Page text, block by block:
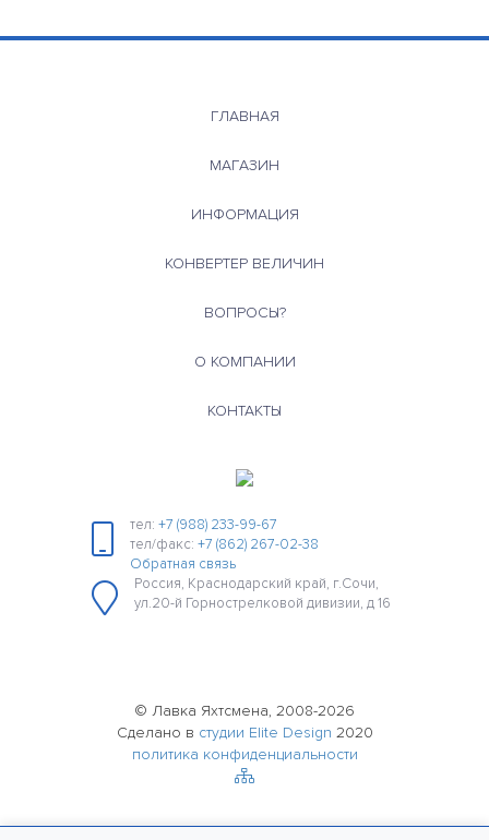
ГЛАВНАЯ
МАГАЗИН
ИНФОРМАЦИЯ
КОНВЕРТЕР ВЕЛИЧИН
ВОПРОСЫ?
О КОМПАНИИ
КОНТАКТЫ
тел: +7 (988) 233-99-67
тел/факс: +7 (862) 267-02-38
Обратная связь
Россия, Краснодарский край, г.Сочи,
ул.20-й Горнострелковой дивизии, д 16
© Лавка Яхтсмена, 2008-2026
Сделано в студии Elite Design 2020
политика конфиденциальности